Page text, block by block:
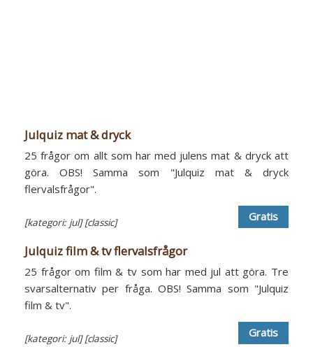
Julquiz mat & dryck
25 frågor om allt som har med julens mat & dryck att
göra. OBS! Samma som "Julquiz mat & dryck
flervalsfrågor".
[kategori: jul] [classic] Gratis
Julquiz film & tv flervalsfrågor
25 frågor om film & tv som har med jul att göra. Tre
svarsalternativ per fråga. OBS! Samma som "Julquiz
film & tv".
[kategori: jul] [classic] Gratis